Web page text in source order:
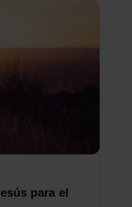
para el